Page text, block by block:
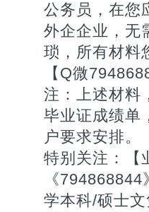
公务员，在您
外企企业，无
琐，所有材料
【Q微
注：上述材料
毕业证成绩单
户要求安排。
特别关注：【
《
学本科/硕士